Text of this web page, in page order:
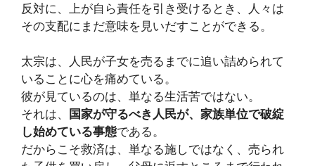
反対に、上が自ら責任を引き受けるとき、人々は
その支配にまだ意味を見いだすことができる。
太宗は、人民が子女を売るまでに追い詰められて
いることに心を痛めている。
彼が見ているのは、単なる生活苦ではない。
それは、
国家が守るべき人民が、家族単位で破綻
し始めている事態である。
だからこそ救済は、単なる施しではなく、売られ